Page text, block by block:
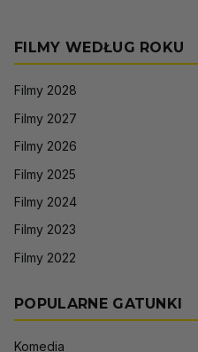
FILMY WEDŁUG ROKU
Filmy 2028
Filmy 2027
Filmy 2026
Filmy 2025
Filmy 2024
Filmy 2023
Filmy 2022
POPULARNE GATUNKI
Komedia